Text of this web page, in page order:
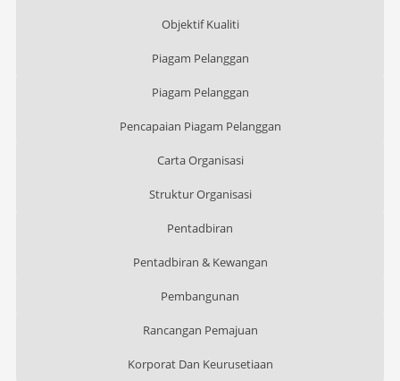
Objektif Kualiti
Piagam Pelanggan
Piagam Pelanggan
Pencapaian Piagam Pelanggan
Carta Organisasi
Struktur Organisasi
Pentadbiran
Pentadbiran & Kewangan
Pembangunan
Rancangan Pemajuan
Korporat Dan Keurusetiaan